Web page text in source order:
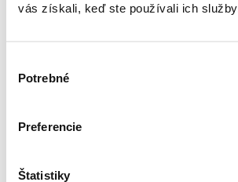
vás získali, keď ste používali ich služby.
súhlasu
Potrebné
Preferencie
Štatistiky